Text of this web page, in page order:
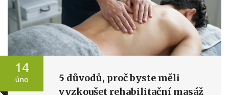
14
úno
5 důvodů, proč byste měli
vyzkoušet rehabilitační masáž